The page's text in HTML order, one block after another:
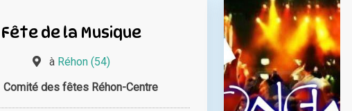
Fête de la Musique
à Réhon (54)
Comité des fêtes Réhon-Centre